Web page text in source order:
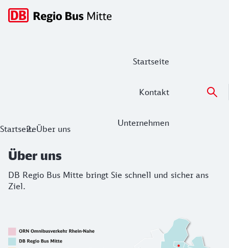
Startseite
Kontakt
Unternehmen
Hauptnavigation
Über uns
StartseiteÜber uns
Über uns
DB Regio Bus Mitte bringt Sie schnell und sicher ans
Ziel.